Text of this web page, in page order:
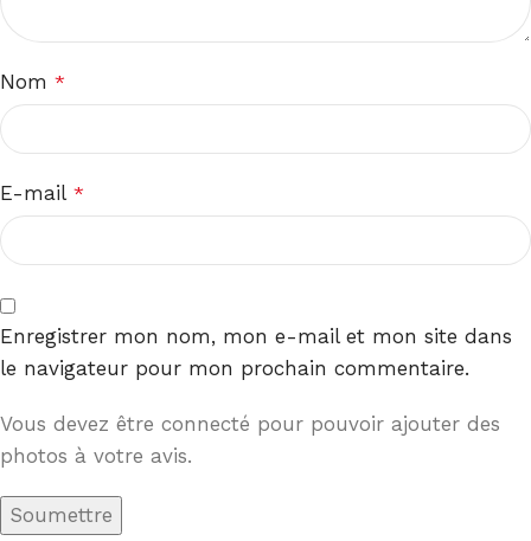
Nom *
E-mail *
Enregistrer mon nom, mon e-mail et mon site dans
le navigateur pour mon prochain commentaire.
Vous devez être connecté pour pouvoir ajouter des
photos à votre avis.